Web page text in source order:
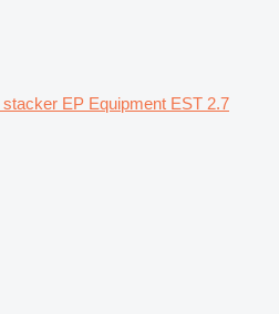
stacker EP Equipment EST 2.7